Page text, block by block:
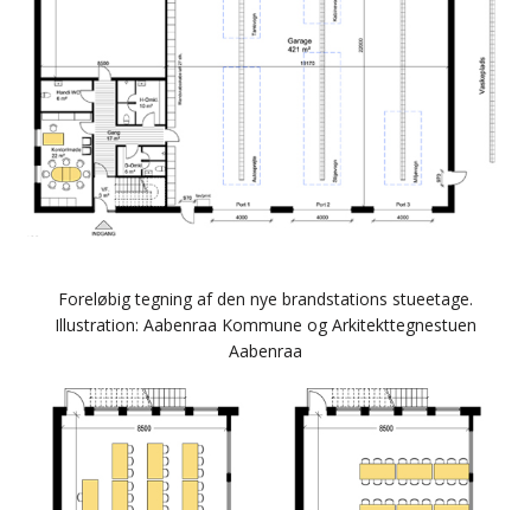
Foreløbig tegning af den nye brandstations stueetage.
Illustration: Aabenraa Kommune og Arkitekttegnestuen
Aabenraa